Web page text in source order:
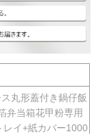
丸形蓋付き鍋仔飯
弁当箱花甲粉専用
イ+紙カバー1000